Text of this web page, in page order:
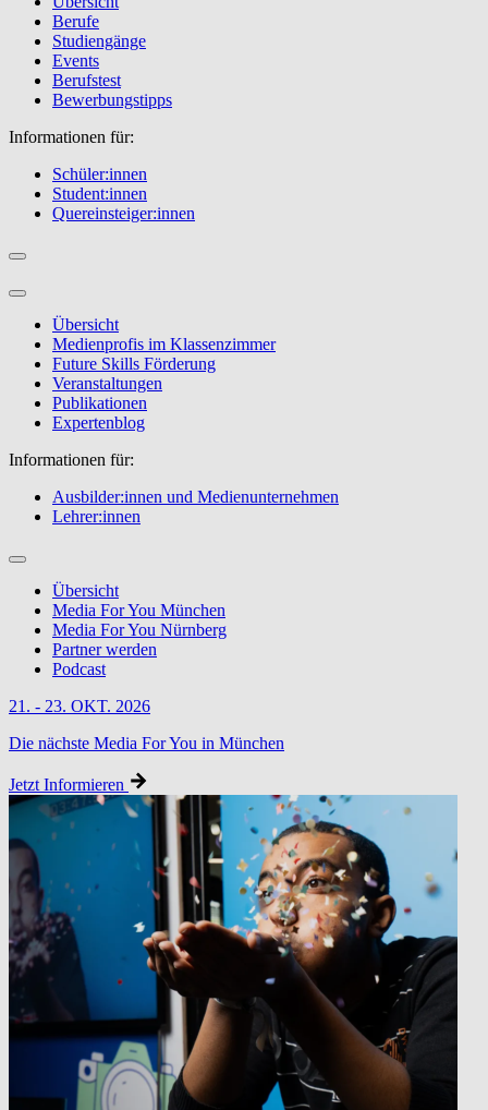
Berufe
Studiengänge
Events
Berufstest
Bewerbungstipps
Informationen für:
Schüler:innen
Student:innen
Quereinsteiger:innen
Übersicht
Medienprofis im Klassenzimmer
Future Skills Förderung
Veranstaltungen
Publikationen
Expertenblog
Informationen für:
Ausbilder:innen und Medienunternehmen
Lehrer:innen
Übersicht
Media For You München
Media For You Nürnberg
Partner werden
Podcast
21. - 23. OKT. 2026
Die nächste Media For You in München
Jetzt Informieren